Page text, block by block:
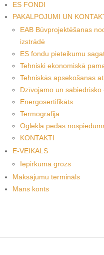
ES FONDI
PAKALPOJUMI UN
EAB Būvprojektēšanas
izstrādē
ES fondu pieteikumu
Tehniski ekonomiskā
Tehniskās apsekošanas
Dzīvojamo un
Energosertifikāts
Termogrāfija
Oglekļa pēdas
KONTAKTI
E-VEIKALS
Iepirkuma grozs
Maksājumu termināls
Mans konts